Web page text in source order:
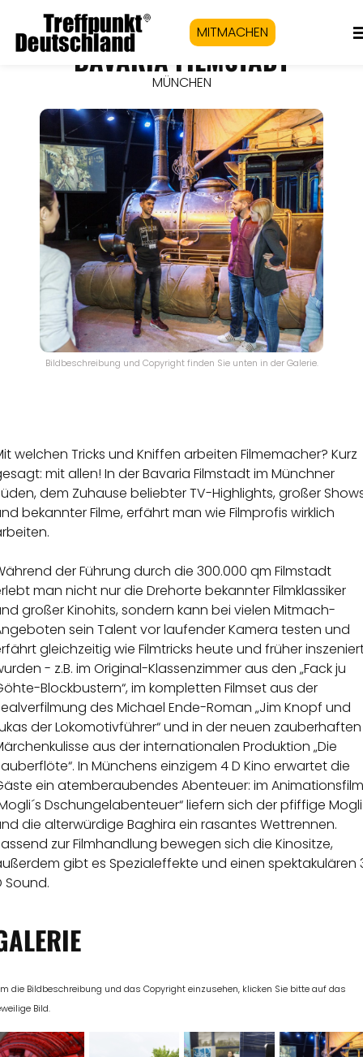
MITMACHEN
BAVARIA FILMSTADT
MÜNCHEN
Bildbeschreibung und Copyright finden Sie unten in der Galerie.
welchen Tricks und Kniffen arbeiten Filmemacher? Kurz
mit allen! In der Bavaria Filmstadt im Münchner
dem Zuhause beliebter TV-Highlights, großer
bekannter Filme, erfährt man wie Filmprofis wirklich
der Führung durch die 300.000 qm Filmstadt
man nicht nur die Drehorte bekannter Filmklassiker
großer Kinohits, sondern kann bei vielen Mitmach-
sein Talent vor laufender Kamera testen und
gleichzeitig wie Filmtricks heute und früher
- z.B. im Original-Klassenzimmer aus den „Fack ju
Blockbustern“, im kompletten Filmset aus der
des Michael Ende-Roman „Jim Knopf und
der Lokomotivführer“ und in der neuen zauberhaften
aus der internationalen Produktion „Die
In Münchens einzigem 4 D Kino erwartet die
ein atemberaubendes Abenteuer: im Animationsfilm
Dschungelabenteuer“ liefern sich der pfiffige Mogli
die alterwürdige Baghira ein rasantes Wettrennen.
zur Filmhandlung bewegen sich die Kinositze,
gibt es Spezialeffekte und einen spektakulären
Sound.
die Bildbeschreibung und das Copyright einzusehen, klicken Sie bitte auf das
Bild.